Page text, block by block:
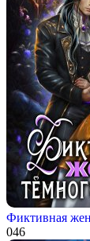
Фиктивная
046